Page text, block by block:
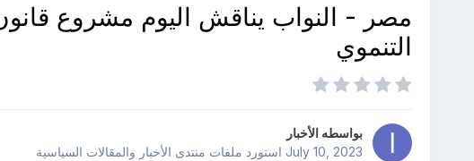
مصر - النواب يناقش اليوم مشروع
التنموي
بواسطه الأخبار
July 10, 2023استورد ملفات منتدى الأخبار والمقالات السياسية